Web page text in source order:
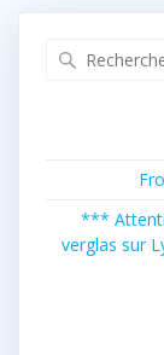
***
verglas sur